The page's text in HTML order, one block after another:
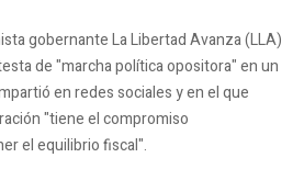
gobernante La Libertad Avanza (LLA)
de "marcha política opositora" en un
en redes sociales y en el que
"tiene el compromiso
el equilibrio fiscal".